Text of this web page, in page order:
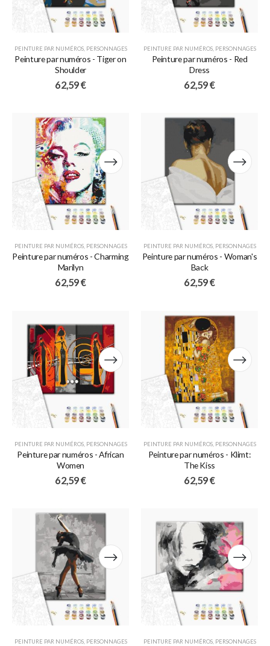
PEINTURE PAR NUMÉROS, PERSONNAGES
Peinture par numéros - Tiger on
Shoulder
62,59€
PEINTURE PAR NUMÉROS, PERSONNAGES
Peinture par numéros - Red
Dress
62,59€
PEINTURE PAR NUMÉROS, PERSONNAGES
Peinture par numéros - Charming
Marilyn
62,59€
PEINTURE PAR NUMÉROS, PERSONNAGES
Peinture par numéros - Woman's
Back
62,59€
PEINTURE PAR NUMÉROS, PERSONNAGES
Peinture par numéros - African
Women
62,59€
PEINTURE PAR NUMÉROS, PERSONNAGES
Peinture par numéros - Klimt:
The Kiss
62,59€
PEINTURE PAR NUMÉROS, PERSONNAGES PEINTURE PAR NUMÉROS, PERSONNAGES